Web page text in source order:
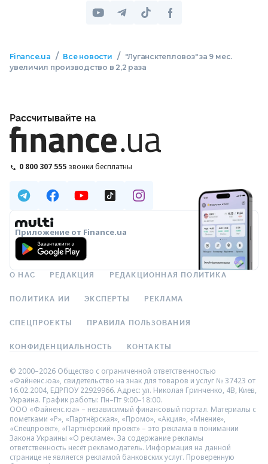
Finance.ua / Все новости /
"Лугансктепловоз" за 9 мес.
увеличил производство в 2,2 раза
Рассчитывайте на
0 800 307 555 звонки бесплатны
Приложение от Finance.ua
О НАС РЕДАКЦИЯ РЕДАКЦИОННАЯ ПОЛИТИКА
ПОЛИТИКА ИИ ЭКСПЕРТЫ РЕКЛАМА
СПЕЦПРОЕКТЫ ПРАВИЛА ПОЛЬЗОВАНИЯ
КОНФИДЕНЦИАЛЬНОСТЬ КОНТАКТЫ
© 2000–2026 Общество с ограниченной ответственностью
«Файненс.юа», свидетельство на знак для товаров и услуг № 37423 от
16.02.2004, ЕДРПОУ 22929966. Адрес: ул. Николая Гринченко, 4В, Киев,
Украина. График работы: Пн–Пт 9:00–18:00.
ООО «Файненс.юа» – независимый финансовый портал. Материалы с
пометками «Р», «Партнёрская», «Промо», «Акция», «Мнение»,
«Спецпроект», «Партнёрский проект» – это реклама в понимании
Закона Украины «О рекламе». За содержание рекламы
ответственность несёт рекламодатель. Информация на данной
странице не является рекламой банковских услуг. Проверенную